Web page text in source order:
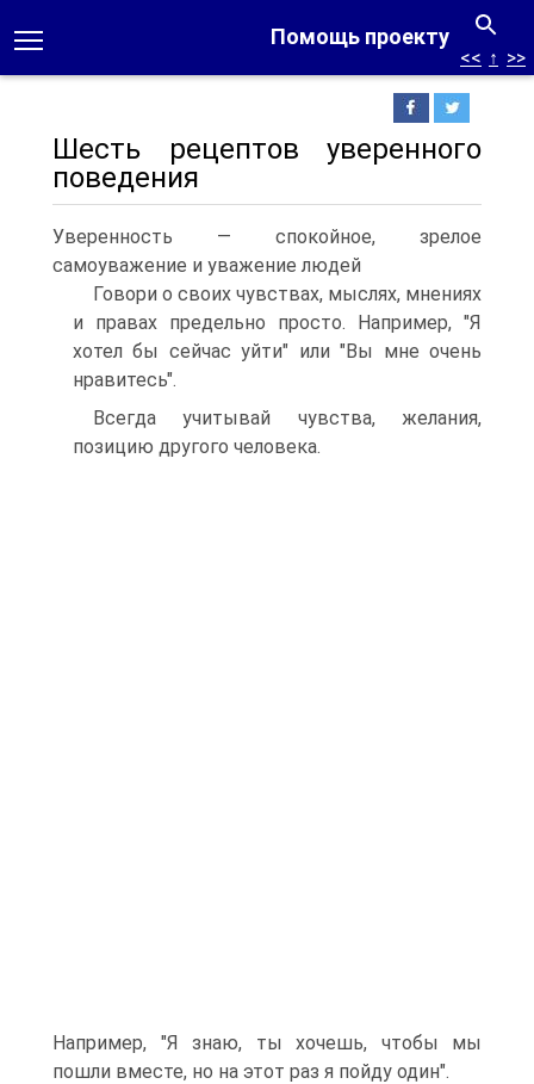
Помощь проекту
<< ↑ >>
Шесть рецептов уверенного
поведения
Уверенность — спокойное, зрелое
самоуважение и уважение людей
Говори о своих чувствах, мыслях, мнениях
и правах предельно просто. Например, "Я
хотел бы сейчас уйти" или "Вы мне очень
нравитесь".
Всегда учитывай чувства, желания,
позицию другого человека.
Например, "Я знаю, ты хочешь, чтобы мы
пошли вместе, но на этот раз я пойду один".